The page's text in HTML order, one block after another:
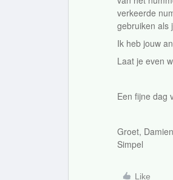
verkeerde
gebruiken als
Ik heb jouw
Laat je even
Een fijne dag
Groet, Damien
Simpel
Like